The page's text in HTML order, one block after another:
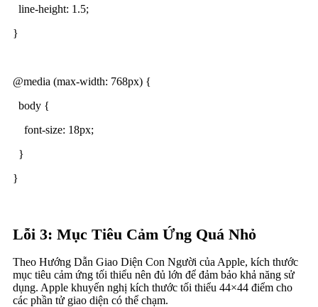
line-height: 1.5;
}
@media (max-width: 768px) {
body {
font-size: 18px;
}
}
Lỗi 3: Mục Tiêu Cảm Ứng Quá Nhỏ
Theo Hướng Dẫn Giao Diện Con Người của Apple, kích thước
mục tiêu cảm ứng tối thiểu nên đủ lớn để đảm bảo khả năng sử
dụng. Apple khuyến nghị kích thước tối thiểu 44×44 điểm cho
các phần tử giao diện có thể chạm.